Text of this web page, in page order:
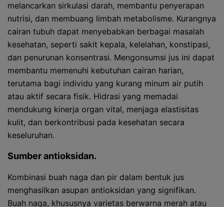
melancarkan sirkulasi darah, membantu penyerapan
nutrisi, dan membuang limbah metabolisme. Kurangnya
cairan tubuh dapat menyebabkan berbagai masalah
kesehatan, seperti sakit kepala, kelelahan, konstipasi,
dan penurunan konsentrasi. Mengonsumsi jus ini dapat
membantu memenuhi kebutuhan cairan harian,
terutama bagi individu yang kurang minum air putih
atau aktif secara fisik. Hidrasi yang memadai
mendukung kinerja organ vital, menjaga elastisitas
kulit, dan berkontribusi pada kesehatan secara
keseluruhan.
Sumber antioksidan.
Kombinasi buah naga dan pir dalam bentuk jus
menghasilkan asupan antioksidan yang signifikan.
Buah naga, khususnya varietas berwarna merah atau